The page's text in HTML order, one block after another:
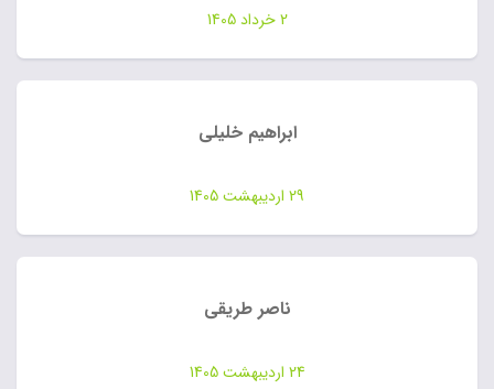
2 خرداد 1405
ابراهیم خلیلی
29 اردیبهشت 1405
ناصر طریقی
24 اردیبهشت 1405